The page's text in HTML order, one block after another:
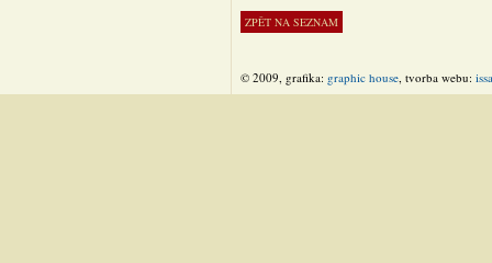
© 2009, grafika: graphic house, tvorba webu: